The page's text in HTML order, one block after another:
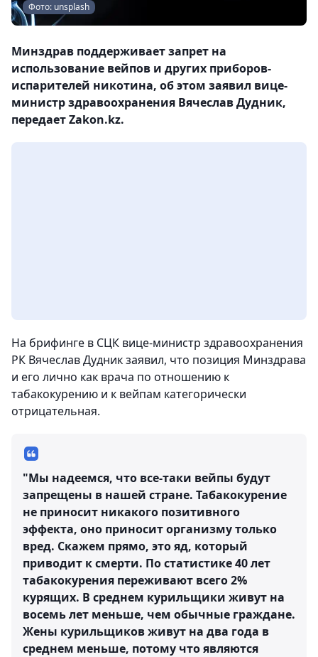
Фото: unsplash
Минздрав поддерживает запрет на
использование вейпов и других приборов-
испарителей никотина, об этом заявил вице-
министр здравоохранения Вячеслав Дудник,
передает Zakon.kz.
На брифинге в СЦК вице-министр здравоохранения
РК Вячеслав Дудник заявил, что позиция Минздрава
и его лично как врача по отношению к
табакокурению и к вейпам категорически
отрицательная.
"Мы надеемся, что все-таки вейпы будут
запрещены в нашей стране. Табакокурение
не приносит никакого позитивного
эффекта, оно приносит организму только
вред. Скажем прямо, это яд, который
приводит к смерти. По статистике 40 лет
табакокурения переживают всего 2%
курящих. В среднем курильщики живут на
восемь лет меньше, чем обычные граждане.
Жены курильщиков живут на два года в
среднем меньше, потому что являются